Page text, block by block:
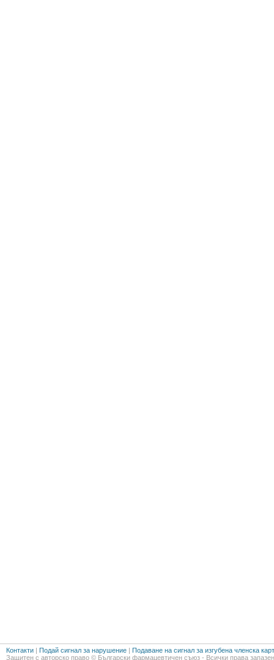
Контакти | Подай сигнал за нарушение | Подаване на сигнал за изгубена членска
Защитен с авторско право © Български фармацевтичен съюз - Всички права